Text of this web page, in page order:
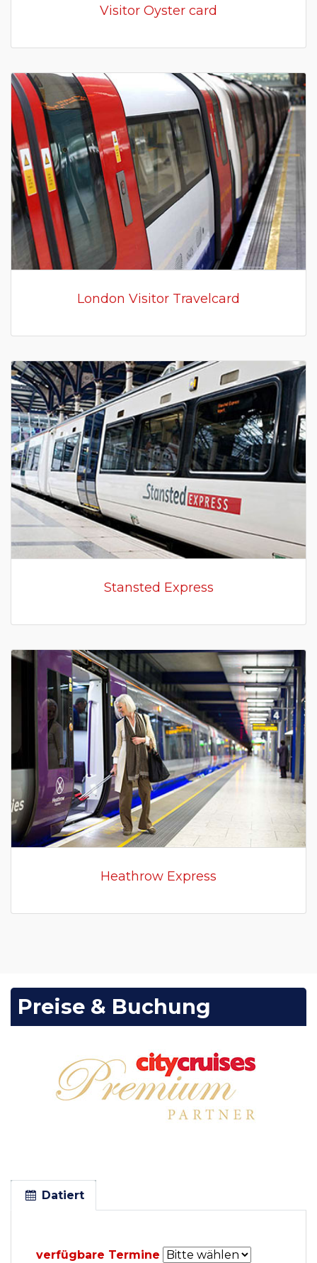
Visitor Oyster card
London Visitor Travelcard
Stansted Express
Heathrow Express
Preise & Buchung
Datiert
verfügbare Termine